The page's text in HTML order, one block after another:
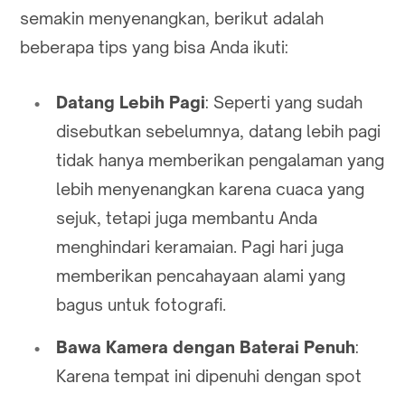
semakin menyenangkan, berikut adalah
beberapa tips yang bisa Anda ikuti:
Datang Lebih Pagi: Seperti yang sudah
disebutkan sebelumnya, datang lebih pagi
tidak hanya memberikan pengalaman yang
lebih menyenangkan karena cuaca yang
sejuk, tetapi juga membantu Anda
menghindari keramaian. Pagi hari juga
memberikan pencahayaan alami yang
bagus untuk fotografi.
Bawa Kamera dengan Baterai Penuh:
Karena tempat ini dipenuhi dengan spot